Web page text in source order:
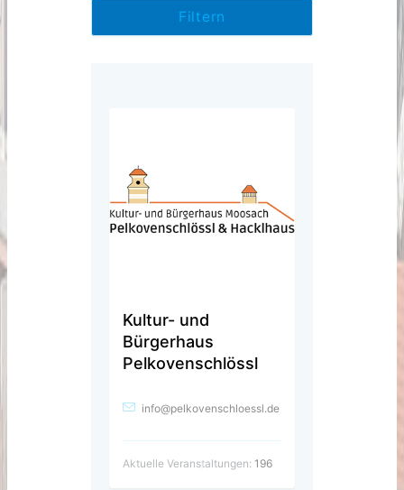
Filtern
Kultur- und
Bürgerhaus
Pelkovenschlössl
info@pelkovenschloessl.de
Aktuelle Veranstaltungen: 196